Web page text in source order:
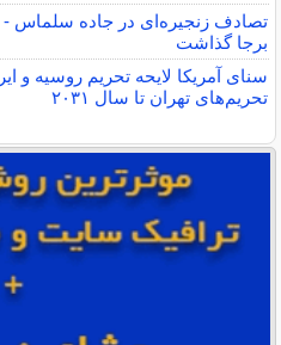
برجا گذاشت
سنای آمریکا لایحه تحریم روسیه و
تحریم‌های تهران تا سال ۲۰۳۱